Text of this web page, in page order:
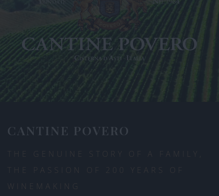
CANTINE POVERO
THE GENUINE STORY OF A FAMILY,
THE PASSION OF 200 YEARS OF
WINEMAKING